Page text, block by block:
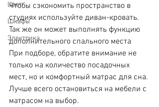
Цвет
Шкафы
Электрика
Чтобы сэкономить пространство в
студиях используйте диван-кровать.
Так же он может выполнять функцию
дополнительного спального места
При подборе, обратите внимание не
только на количество посадочных
мест, но и комфортный матрас для сна.
Лучше всего остановиться на мебели с
матрасом на выбор.